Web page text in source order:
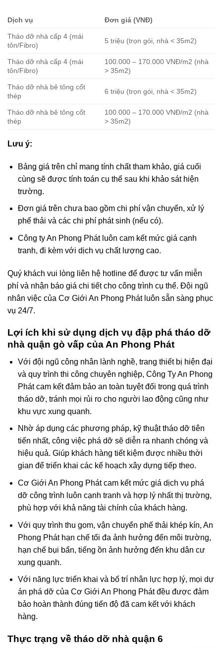
Dịch vụ Đơn giá (VNĐ)
Tháo dỡ nhà cấp 4 (mái
tôn/Fibro)
5 triệu (trọn gói, nhà < 35m2)
Tháo dỡ nhà cấp 4 (mái
tôn/Fibro)
100.000 – 170.000 VNĐ/m2 (nhà
> 35m2)
Tháo dỡ nhà bê tông cốt
thép
6 triệu (trọn gói, nhà < 35m2)
Tháo dỡ nhà bê tông cốt
thép
100.000 – 170.000 VNĐ/m2 (nhà
> 35m2)
Lưu ý:
Bảng giá trên chỉ mang tính chất tham khảo, giá cuối
cùng sẽ được tính toán cụ thể sau khi khảo sát hiện
trường.
Đơn giá trên chưa bao gồm chi phí vận chuyển, xử lý
phế thải và các chi phí phát sinh (nếu có).
Công ty An Phong Phát luôn cam kết mức giá cạnh
tranh, đi kèm với dịch vụ chất lượng cao.
Quý khách vui lòng liên hệ hotline để được tư vấn miễn
phí và nhận báo giá chi tiết cho công trình cụ thể. Đội ngũ
nhân việc của Cơ Giới An Phong Phát luôn sẵn sàng phục
vụ 24/7.
Lợi ích khi sử dụng dịch vụ đập phá tháo dỡ
nhà quận gò vấp của An Phong Phát
Với đội ngũ công nhân lành nghề, trang thiết bị hiện đại
và quy trình thi công chuyên nghiệp, Công Ty An Phong
Phát cam kết đảm bảo an toàn tuyệt đối trong quá trình
tháo dỡ, tránh mọi rủi ro cho người lao động cũng như
khu vực xung quanh.
Nhờ áp dụng các phương pháp, kỹ thuật tháo dỡ tiên
tiến nhất, công việc phá dỡ sẽ diễn ra nhanh chóng và
hiệu quả. Giúp khách hàng tiết kiệm được nhiều thời
gian để triển khai các kế hoạch xây dựng tiếp theo.
Cơ Giới An Phong Phát cam kết mức giá dịch vụ phá
dỡ công trình luôn cạnh tranh và hợp lý nhất thị trường,
phù hợp với khả năng tài chính của khách hàng.
Với quy trình thu gom, vận chuyển phế thải khép kín, An
Phong Phát hạn chế tối đa ảnh hưởng đến môi trường,
hạn chế bụi bẩn, tiếng ồn ảnh hưởng đến khu dân cư
xung quanh.
Với năng lực triển khai và bố trí nhân lực hợp lý, mọi dự
án phá dỡ của Cơ Giới An Phong Phát đều được đảm
bảo hoàn thành đúng tiến độ đã cam kết với khách
hàng.
Thực trạng về tháo dỡ nhà quận 6